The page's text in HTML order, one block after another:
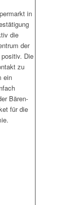
in
die
der
Die
zu
ein
Bären-
für die